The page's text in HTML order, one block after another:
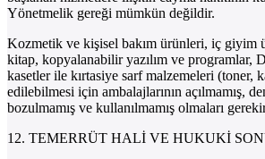
Yönetmelik gereği mümkün değildir.
Kozmetik ve kişisel bakım ürünleri, iç giyim
kitap, kopyalanabilir yazılım ve
kasetler ile kırtasiye sarf malzemeleri (toner,
edilebilmesi için ambalajlarının açılmamış,
bozulmamış ve kullanılmamış olmaları
12. TEMERRÜT HALİ VE HUKUKİ